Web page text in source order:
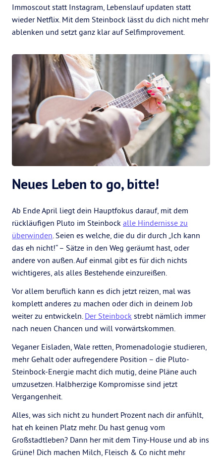
Immoscout statt Instagram, Lebenslauf updaten statt
wieder Netflix. Mit dem Steinbock lässt du dich nicht mehr
ablenken und setzt ganz klar auf Selfimprovement.
Neues Leben to go, bitte!
Ab Ende April liegt dein Hauptfokus darauf, mit dem
rückläufigen Pluto im Steinbock alle Hindernisse zu
überwinden. Seien es welche, die du dir durch „Ich kann
das eh nicht!“ – Sätze in den Weg geräumt hast, oder
andere von außen. Auf einmal gibt es für dich nichts
wichtigeres, als alles Bestehende einzureißen.
Vor allem beruflich kann es dich jetzt reizen, mal was
komplett anderes zu machen oder dich in deinem Job
weiter zu entwickeln. Der Steinbock strebt nämlich immer
nach neuen Chancen und will vorwärtskommen.
Veganer Eisladen, Wale retten, Promenadologie studieren,
mehr Gehalt oder aufregendere Position – die Pluto-
Steinbock-Energie macht dich mutig, deine Pläne auch
umzusetzen. Halbherzige Kompromisse sind jetzt
Vergangenheit.
Alles, was sich nicht zu hundert Prozent nach dir anfühlt,
hat eh keinen Platz mehr. Du hast genug vom
Großstadtleben? Dann her mit dem Tiny-House und ab ins
Grüne! Dich machen Milch, Fleisch & Co nicht mehr